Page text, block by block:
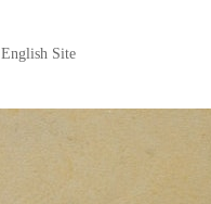
English Site